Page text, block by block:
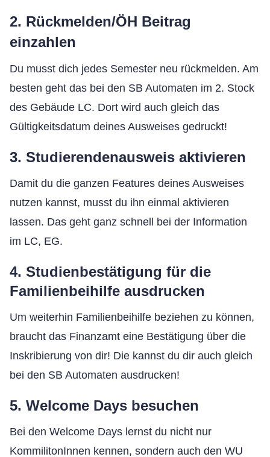
2. Rückmelden/ÖH Beitrag
einzahlen
Du musst dich jedes Semester neu rückmelden. Am
besten geht das bei den SB Automaten im 2. Stock
des Gebäude LC. Dort wird auch gleich das
Gültigkeitsdatum deines Ausweises gedruckt!
3. Studierendenausweis aktivieren
Damit du die ganzen Features deines Ausweises
nutzen kannst, musst du ihn einmal aktivieren
lassen. Das geht ganz schnell bei der Information
im LC, EG.
4. Studienbestätigung für die
Familienbeihilfe ausdrucken
Um weiterhin Familienbeihilfe beziehen zu können,
braucht das Finanzamt eine Bestätigung über die
Inskribierung von dir! Die kannst du dir auch gleich
bei den SB Automaten ausdrucken!
5. Welcome Days besuchen
Bei den Welcome Days lernst du nicht nur
KommilitonInnen kennen, sondern auch den WU